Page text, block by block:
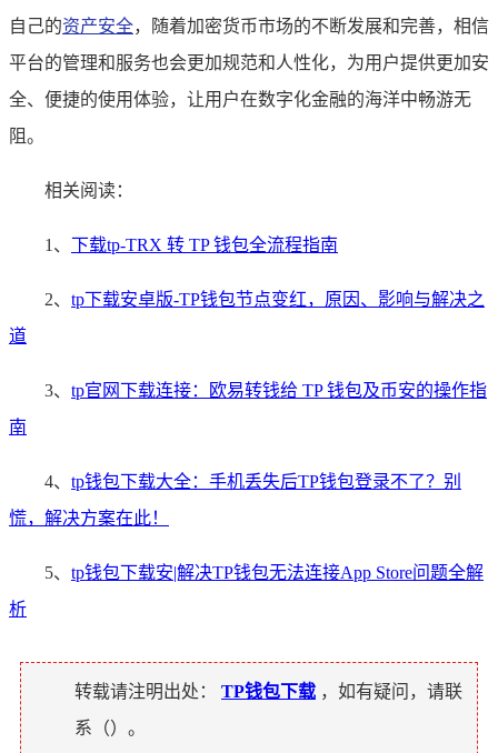
自己的资产安全，随着加密货币市场的不断发展和完善，相信
平台的管理和服务也会更加规范和人性化，为用户提供更加安
全、便捷的使用体验，让用户在数字化金融的海洋中畅游无
阻。
相关阅读：
1、 下载tp-TRX 转 TP 钱包全流程指南
2、 tp下载安卓版-TP钱包节点变红，原因、影响与解决之
道
3、 tp官网下载连接：欧易转钱给 TP 钱包及币安的操作指
南
4、 tp钱包下载大全：手机丢失后TP钱包登录不了？别
慌，解决方案在此！
5、 tp钱包下载安|解决TP钱包无法连接App Store问题全解
析
转载请注明出处： TP钱包下载 ，如有疑问，请联
系（）。